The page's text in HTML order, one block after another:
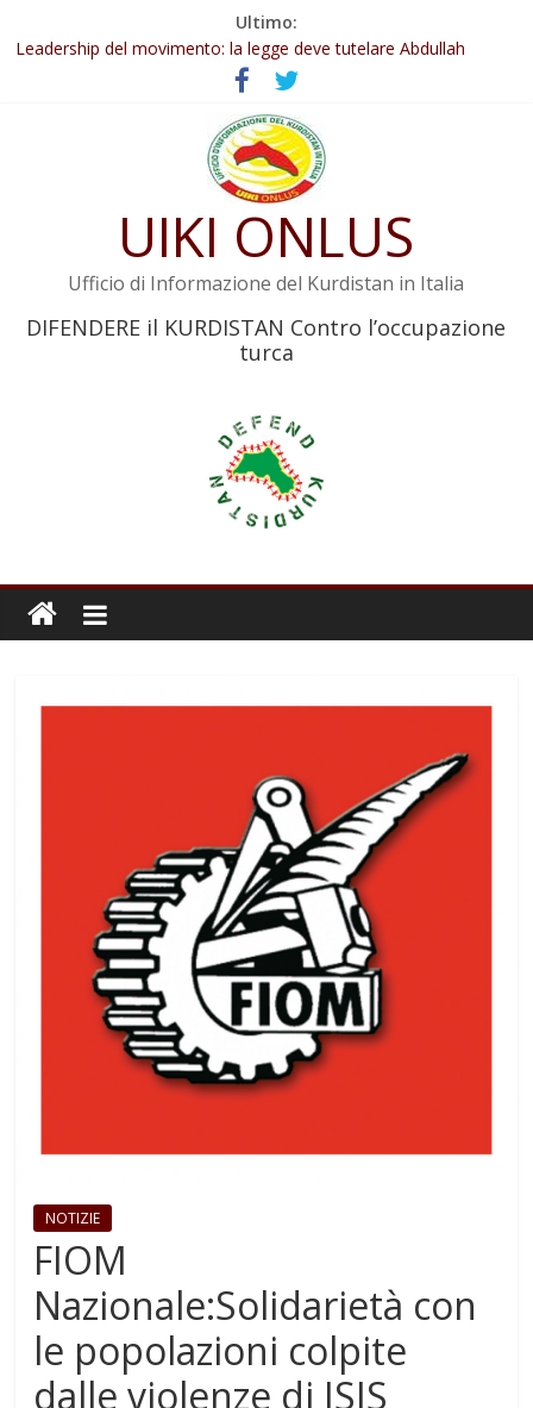
Ultimo:
Abdullah Öcalan: Le legge negativa deve essere trasformata in
legge positiva
Leadership del movimento: la legge deve tutelare Abdullah
Öcalan e l’intero movimento
Commissione donne del KNK: Şengal è di nuovo sotto minaccia
Non tenere conto della situazione di Rêber Apo ostacolerebbe
Il KNK chiede un’azione internazionale contro i crimini di guerra
UIKI ONLUS
Ufficio di Informazione del Kurdistan in Italia
DIFENDERE il KURDISTAN Contro l’occupazione
turca
NOTIZIE
FIOM
Nazionale:Solidarietà con
le popolazioni colpite
dalle violenze di ISIS